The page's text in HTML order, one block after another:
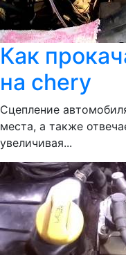
Как
на chery
Сцепление
места, а также
увеличивая...